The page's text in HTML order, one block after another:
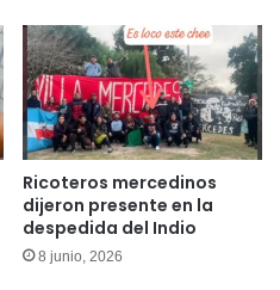
Ricoteros mercedinos
dijeron presente en la
despedida del Indio
8 junio, 2026